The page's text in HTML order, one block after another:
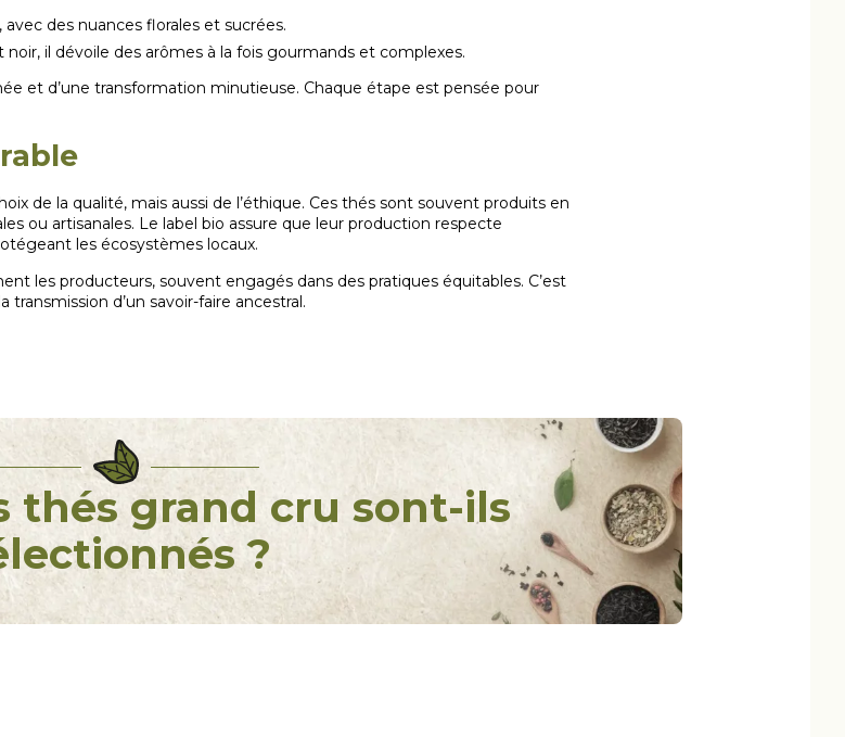
des nuances florales et sucrées.
il dévoile des arômes à la fois gourmands et complexes.
et d’une transformation minutieuse. Chaque étape est pensée pour
de la qualité, mais aussi de l’éthique. Ces thés sont souvent produits en
ou artisanales. Le label bio assure que leur production respecte
les écosystèmes locaux.
les producteurs, souvent engagés dans des pratiques équitables. C’est
d’un savoir-faire ancestral.
thés grand cru sont-ils
?